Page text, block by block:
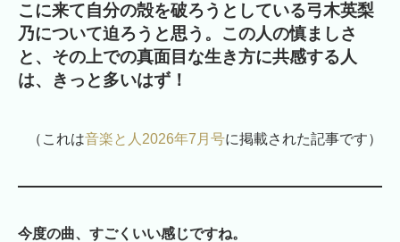
こに来て自分の殻を破ろうとしている弓木英梨
乃について迫ろうと思う。この人の慎ましさ
と、その上での真面目な生き方に共感する人
は、きっと多いはず！
（これは音楽と人2026年7月号に掲載された記事です）
今度の曲、すごくいい感じですね。